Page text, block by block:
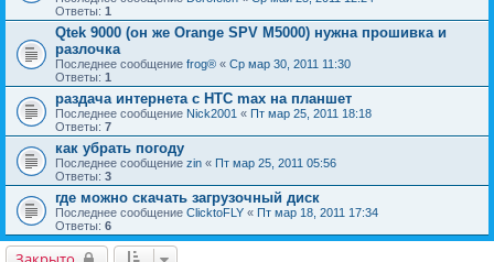
Ответы: 1
Qtek 9000 (он же Orange SPV M5000) нужна прошивка и
разлочка
Последнее сообщение frog® « Ср мар 30, 2011 11:30
Ответы: 1
раздача интернета с HTC max на планшет
Последнее сообщение Nick2001 « Пт мар 25, 2011 18:18
Ответы: 7
как убрать погоду
Последнее сообщение zin « Пт мар 25, 2011 05:56
Ответы: 3
где можно скачать загрузочный диск
Последнее сообщение ClicktoFLY « Пт мар 18, 2011 17:34
Ответы: 6